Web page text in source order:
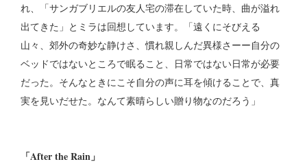
れ、「サンガブリエルの友人宅の滞在していた時、曲が溢れ
出てきた」とミラは回想しています。「遠くにそびえる
山々、郊外の奇妙な静けさ、慣れ親しんだ異様さーー自分の
ベッドではないところで眠ること、日常ではない日常が必要
だった。そんなときにこそ自分の声に耳を傾けることで、真
実を見いだせた。なんて素晴らしい贈り物なのだろう」
「After the Rain」